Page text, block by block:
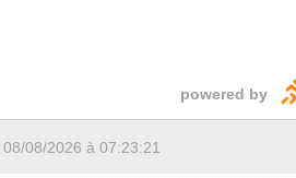
powered by
08/2026 à 07:23:21